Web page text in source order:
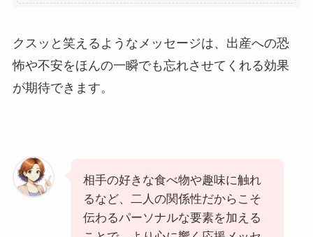
クスッと笑えるようなメッセージは、出産への恐
怖や不安をほんの一瞬でも忘れさせてくれる効果
が期待できます。
相手の好きな食べ物や趣味に触れ
るなど、二人の関係性だからこそ
伝わるパーソナルな要素を加える